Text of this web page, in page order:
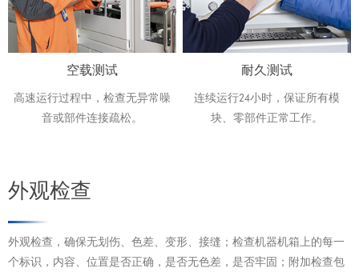
空载测试
高速运行过程中，检查无异常噪
音或部件连接疏松。
耐久测试
连续运行24小时，保证所有模
块、零部件正常工作。
外观检查
外观检查，确保无划伤、色差、变形、接缝；检查机器机箱上的每一
个标识，内容、位置是否正确，是否无色差，是否牢固；附加检查包